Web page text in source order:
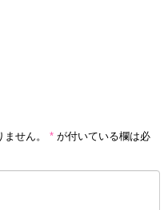
せん。 * が付いている欄は必